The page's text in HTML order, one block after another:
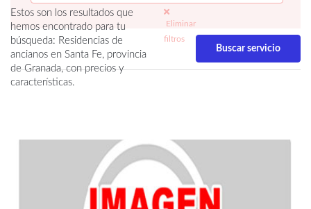
Estos son los resultados que
hemos encontrado para tu
búsqueda: Residencias de
ancianos en Santa Fe, provincia
de Granada, con precios y
características.
Eliminar
filtros